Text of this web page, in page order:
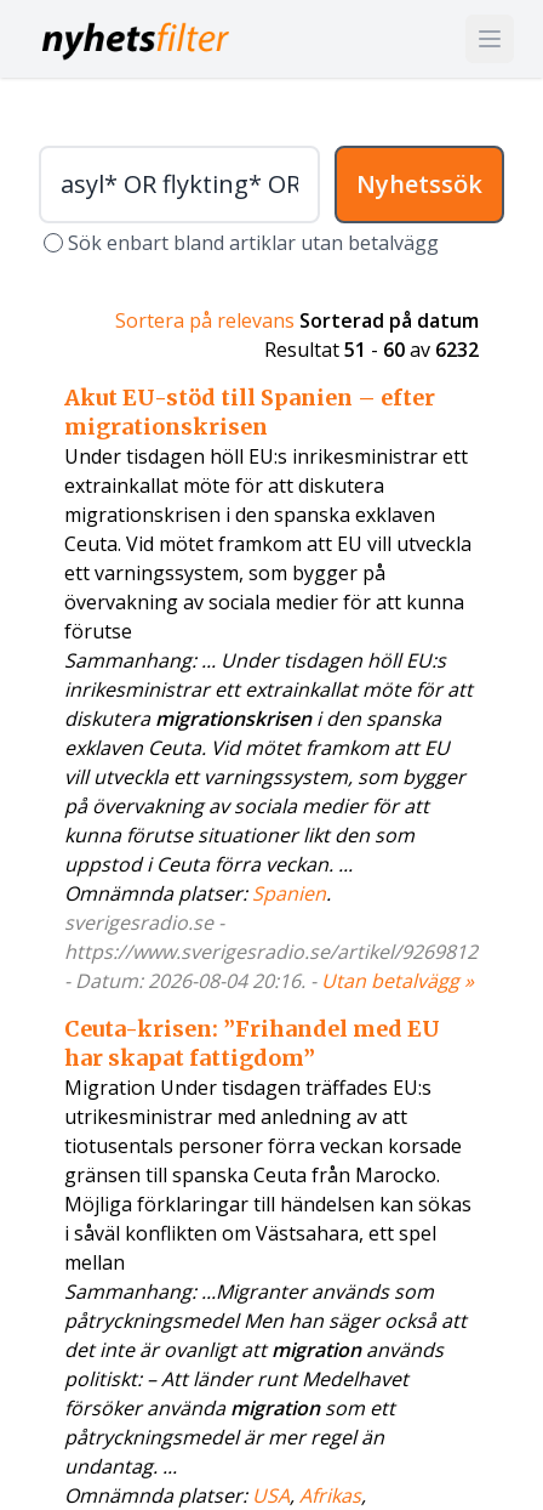
Nyhetssök
Sök enbart bland artiklar utan betalvägg
Sortera på relevans Sorterad på datum
Resultat51 - 60av 6232
Akut EU-stöd till Spanien – efter
migrationskrisen
Under tisdagen höll EU:s inrikesministrar ett
extrainkallat möte för att diskutera
migrationskrisen i den spanska exklaven
Ceuta. Vid mötet framkom att EU vill utveckla
ett varningssystem, som bygger på
övervakning av sociala medier för att kunna
förutse
Sammanhang: ... Under tisdagen höll EU:s
inrikesministrar ett extrainkallat möte för att
diskuteramigrationskriseni den spanska
exklaven Ceuta. Vid mötet framkom att EU
vill utveckla ett varningssystem, som bygger
på övervakning av sociala medier för att
kunna förutse situationer likt den som
uppstod i Ceuta förra veckan. ...
Omnämnda platser:Spanien.
sverigesradio.se -
https://www.sverigesradio.se/artikel/9269812
- Datum: 2026-08-04 20:16. - Utan betalvägg »
Ceuta-krisen: ”Frihandel med EU
har skapat fattigdom”
Migration Under tisdagen träffades EU:s
utrikesministrar med anledning av att
tiotusentals personer förra veckan korsade
gränsen till spanska Ceuta från Marocko.
Möjliga förklaringar till händelsen kan sökas
i såväl konflikten om Västsahara, ett spel
mellan
Sammanhang: ...Migranter används som
påtryckningsmedel Men han säger också att
det inte är ovanligt attmigrationanvänds
politiskt: – Att länder runt Medelhavet
försöker användamigrationsom ett
påtryckningsmedel är mer regel än
undantag. ...
Omnämnda platser: USA,Afrikas,